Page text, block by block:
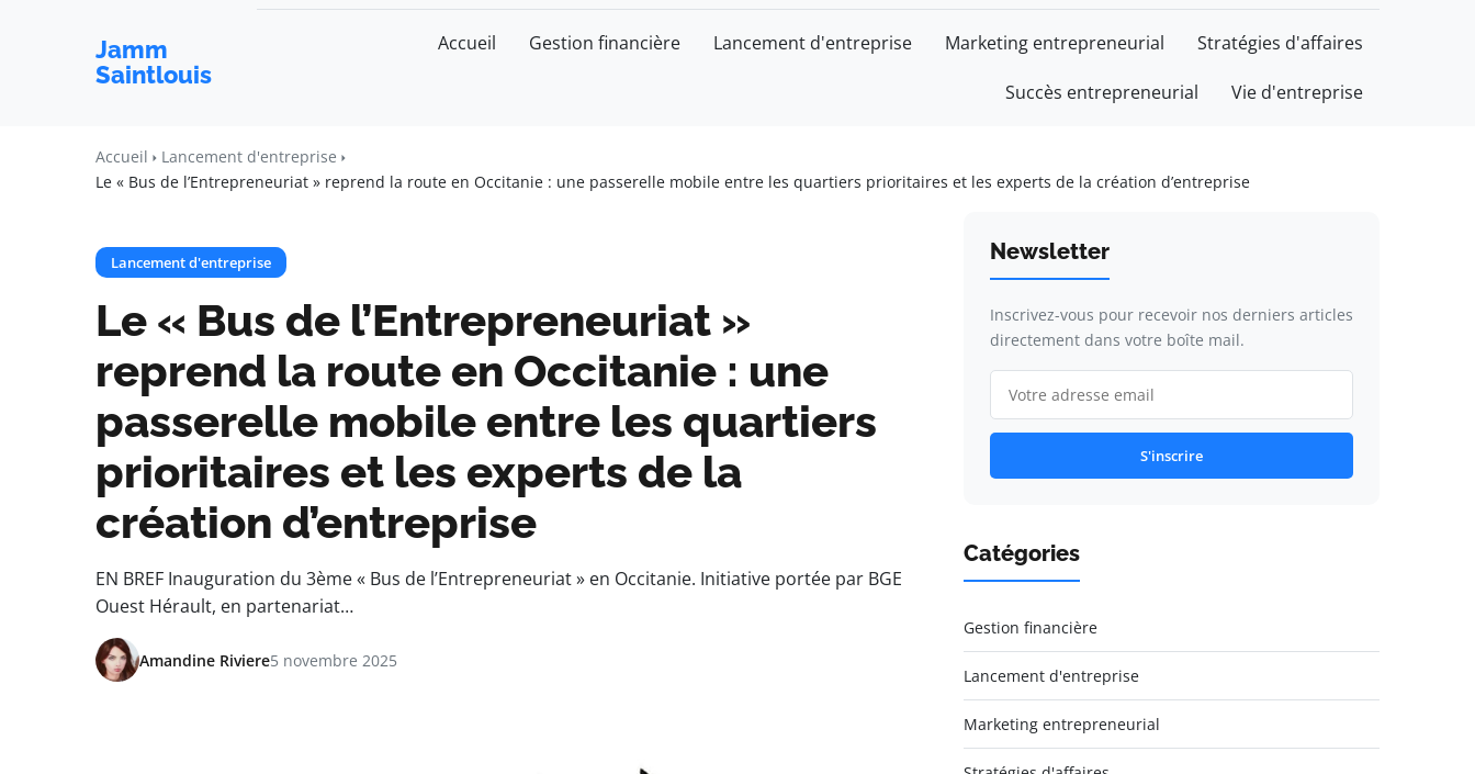
Jamm
Saintlouis
Accueil Gestion financière Lancement d'entreprise Marketing entrepreneurial Stratégies d'affaires
Succès entrepreneurial Vie d'entreprise
Accueil
Lancement d'entreprise
Le « Bus de l’Entrepreneuriat » reprend la route en Occitanie : une passerelle mobile entre les quartiers prioritaires et les experts de la création d’entreprise
Lancement d'entreprise
Le « Bus de l’Entrepreneuriat »
reprend la route en Occitanie : une
passerelle mobile entre les quartiers
prioritaires et les experts de la
création d’entreprise
EN BREF Inauguration du 3ème « Bus de l’Entrepreneuriat » en Occitanie. Initiative portée par BGE
Ouest Hérault, en partenariat…
Amandine Riviere5 novembre 2025
Newsletter
Inscrivez-vous pour recevoir nos derniers articles
directement dans votre boîte mail.
S'inscrire
Catégories
Gestion financière
Lancement d'entreprise
Marketing entrepreneurial